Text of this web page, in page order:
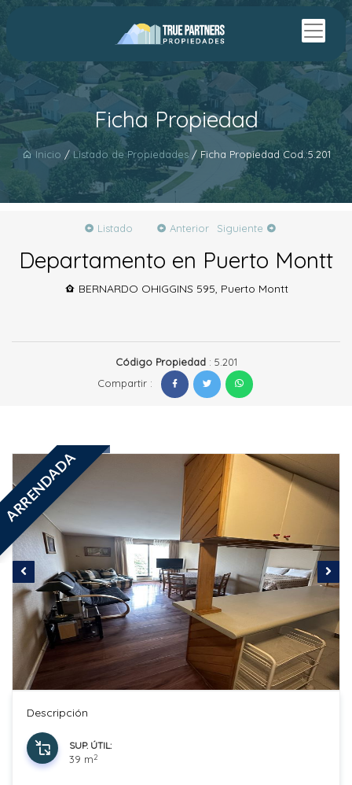
Ficha Propiedad
Inicio / Listado de Propiedades/ Ficha Propiedad Cod.:5.201
Listado Anterior Siguiente
Departamento en Puerto Montt
BERNARDO OHIGGINS 595, Puerto Montt
Código Propiedad: 5.201
Compartir :
ARRENDADA
Descripción
SUP. ÚTIL:
39 m2